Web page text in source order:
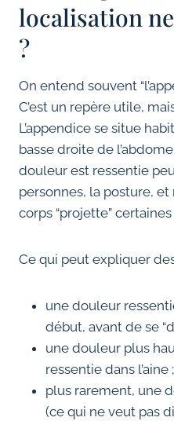
localisation
?
On entend souvent
C’est un repère utile,
L’appendice se situe
basse droite de
douleur est ressentie
personnes, la posture,
corps “projette”
Ce qui peut expliquer
une douleur
début, avant de se
une douleur plus
ressentie dans l’aine ;
plus rarement, une
(ce qui ne veut pas